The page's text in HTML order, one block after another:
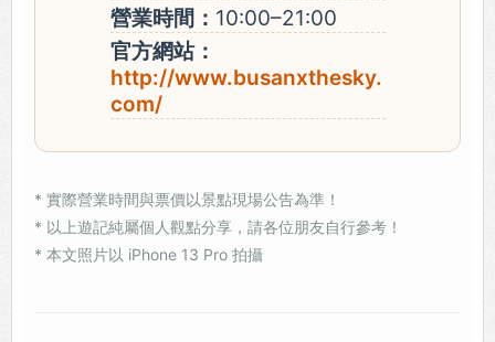
營業時間： 10:00–21:00
官方網站：
http://www.busanxthesky.
com/
* 實際營業時間與票價以景點現場公告為準！
* 以上遊記純屬個人觀點分享，請各位朋友自行參考！
* 本文照片以 iPhone 13 Pro 拍攝